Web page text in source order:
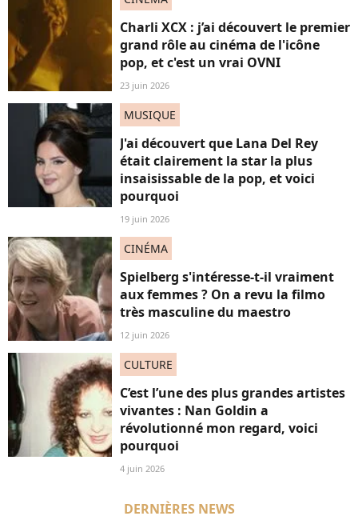
Charli XCX : j’ai découvert le premier
grand rôle au cinéma de l'icône
pop, et c'est un vrai OVNI
23 juin 2026
MUSIQUE
J'ai découvert que Lana Del Rey
était clairement la star la plus
insaisissable de la pop, et voici
pourquoi
19 juin 2026
CINÉMA
Spielberg s'intéresse-t-il vraiment
aux femmes ? On a revu la filmo
très masculine du maestro
12 juin 2026
CULTURE
C’est l’une des plus grandes artistes
vivantes : Nan Goldin a
révolutionné mon regard, voici
pourquoi
4 juin 2026
DERNIÈRES NEWS